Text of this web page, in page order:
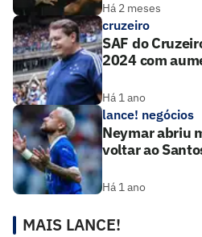
Há 2 meses
cruzeiro
SAF do
2024 com
Há 1 ano
lance! negócios
Neymar abriu
voltar ao
Há 1 ano
MAIS LANCE!